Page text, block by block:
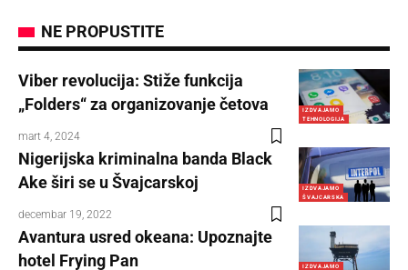
NE PROPUSTITE
IZDVAJAMO
TEHNOLOGIJA
Viber revolucija: Stiže funkcija
„Folders“ za organizovanje četova
mart 4, 2024
IZDVAJAMO
ŠVAJCARSKA
Nigerijska kriminalna banda Black
Ake širi se u Švajcarskoj
decembar 19, 2022
IZDVAJAMO
Avantura usred okeana: Upoznajte
hotel Frying Pan